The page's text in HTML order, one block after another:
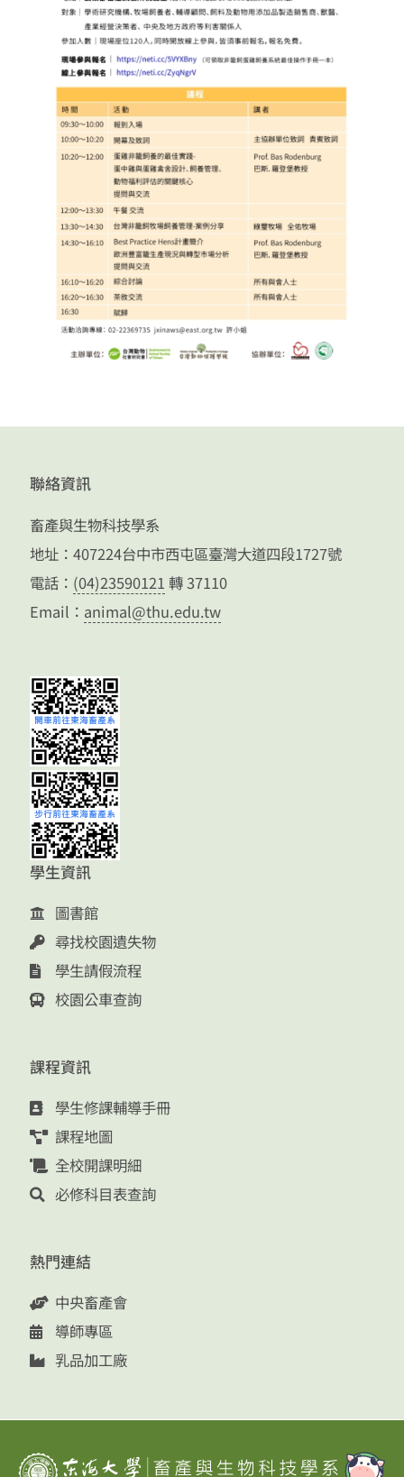
聯絡資訊
畜產與生物科技學系
地址：407224台中市西屯區臺灣大道四段1727號
電話： (04)23590121 轉 37110
Email： animal@thu.edu.tw
學生資訊
圖書館
尋找校園遺失物
學生請假流程
校園公車查詢
課程資訊
學生修課輔導手冊
課程地圖
全校開課明細
必修科目表查詢
熱門連結
中央畜產會
導師專區
乳品加工廠